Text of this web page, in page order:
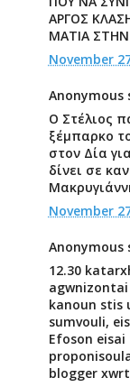
ΑΡΓΟΣ
ΜΑΤΙΑ
November
Anonymous
Ο Στέλιος
ξέμπαρκο
στον Δία
δίνει σε
November
Anonymous
12.30
kanoun stis
sumvouli,
Efoson
blogger